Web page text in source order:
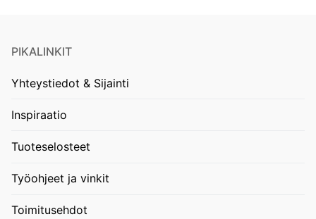
PIKALINKIT
Yhteystiedot & Sijainti
Inspiraatio
Tuoteselosteet
Työohjeet ja vinkit
Toimitusehdot